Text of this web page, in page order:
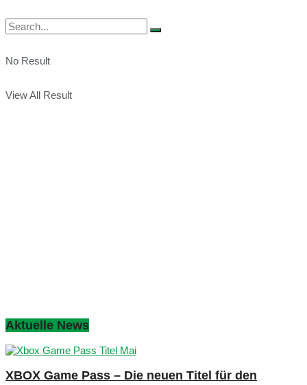
No Result
View All Result
Aktuelle News
XBOX Game Pass – Die neuen Titel für den